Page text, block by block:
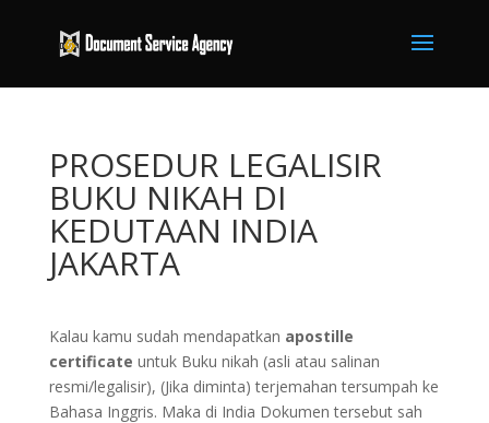
PROSEDUR LEGALISIR
BUKU NIKAH DI
KEDUTAAN INDIA
JAKARTA
Kalau kamu sudah mendapatkan apostille
certificate untuk Buku nikah (asli atau salinan
resmi/legalisir), (Jika diminta) terjemahan tersumpah ke
Bahasa Inggris. Maka di India Dokumen tersebut sah